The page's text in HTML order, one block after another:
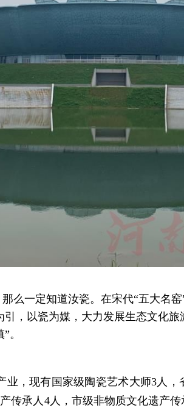
么一定知道汝瓷。在宋代“五大名
，以瓷为媒，大力发展生态文化
。
业，现有国家级陶瓷艺术大师3人
传承人4人，市级非物质文化遗产